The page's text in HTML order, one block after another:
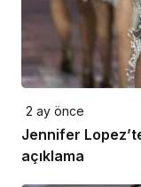
2 ay önce
Jennifer
açıklama